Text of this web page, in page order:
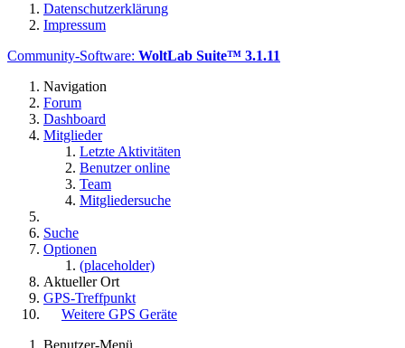
Datenschutzerklärung
Impressum
Community-Software: WoltLab Suite™ 3.1.11
Navigation
Forum
Dashboard
Mitglieder
Letzte Aktivitäten
Benutzer online
Team
Mitgliedersuche
Suche
Optionen
(placeholder)
Aktueller Ort
GPS-Treffpunkt
Weitere GPS Geräte